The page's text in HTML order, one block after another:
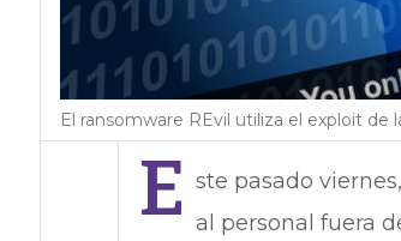
El ransomware REvil utiliza el exploit de
E ste pasado
al personal fuera